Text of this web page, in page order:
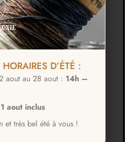
D’ÉTÉ :
aout au 28 aout : 14h –
aout inclus
et très bel été à vous !